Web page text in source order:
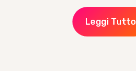
Leggi Tutto